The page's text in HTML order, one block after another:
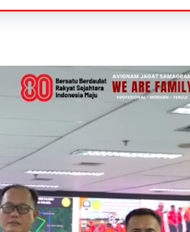
#3iran
#5prabowo
Terakhir yang dicari